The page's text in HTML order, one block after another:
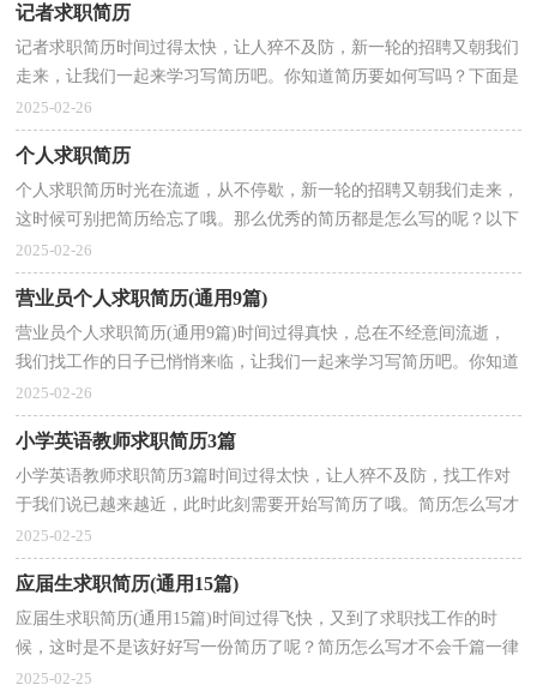
记者求职简历
记者求职简历时间过得太快，让人猝不及防，新一轮的招聘又朝我们
走来，让我们一起来学习写简历吧。你知道简历要如何写吗？下面是
小编整理的记者求职简历，欢迎大家分享。记者求职简历...
2025-02-26
个人求职简历
个人求职简历时光在流逝，从不停歇，新一轮的招聘又朝我们走来，
这时候可别把简历给忘了哦。那么优秀的简历都是怎么写的呢？以下
是小编为大家收集的个人求职简历，供大家参考借鉴，希望...
2025-02-26
营业员个人求职简历(通用9篇)
营业员个人求职简历(通用9篇)时间过得真快，总在不经意间流逝，
我们找工作的日子已悄悄来临，让我们一起来学习写简历吧。你知道
写简历需要注意哪些问题吗？以下是小编为大家整理的...
2025-02-26
小学英语教师求职简历3篇
小学英语教师求职简历3篇时间过得太快，让人猝不及防，找工作对
于我们说已越来越近，此时此刻需要开始写简历了哦。简历怎么写才
不会千篇一律呢？以下是小编帮大家整理的小学英语教...
2025-02-25
应届生求职简历(通用15篇)
应届生求职简历(通用15篇)时间过得飞快，又到了求职找工作的时
候，这时是不是该好好写一份简历了呢？简历怎么写才不会千篇一律
呢？以下是小编为大家收集的应届生求职简历，希望对大家...
2025-02-25